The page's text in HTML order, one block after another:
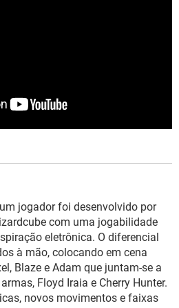
jogador foi desenvolvido por
com uma jogabilidade
eletrônica. O diferencial
à mão, colocando em cena
Blaze e Adam que juntam-se a
Floyd Iraia e Cherry Hunter.
novos movimentos e faixas